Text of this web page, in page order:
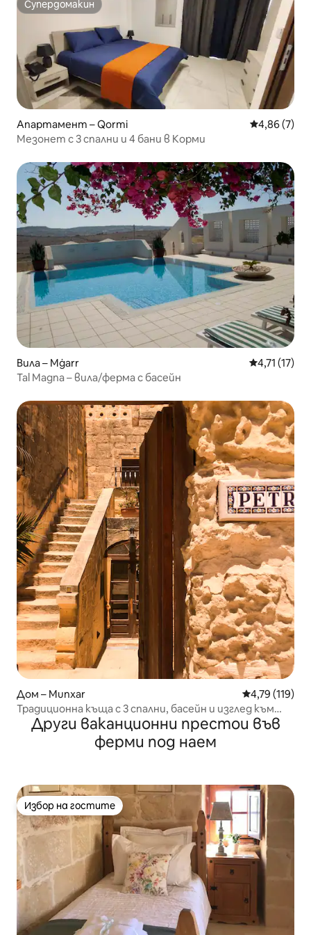
Супердомакин
Супердомакин
Апартамент – Qormi Средна
4,86 (7)
Мезонет с 3 спални и 4 бани в Корми
Вила – Mġarr Средна
4,71 (17)
Tal Magna – вила/ферма с басейн
Дом – Munxar Средна
4,79 (119)
Традиционна къща с 3 спални, басейн и изглед към
долината
Други ваканционни престои във
ферми под наем
Избор на гостите
Избор на гостите